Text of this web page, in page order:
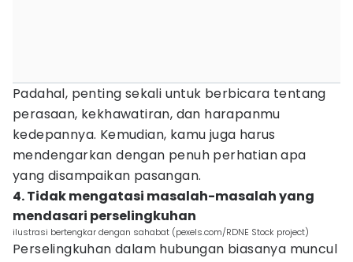
Padahal, penting sekali untuk berbicara tentang
perasaan, kekhawatiran, dan harapanmu
kedepannya. Kemudian, kamu juga harus
mendengarkan dengan penuh perhatian apa
yang disampaikan pasangan.
4. Tidak mengatasi masalah-masalah yang
mendasari perselingkuhan
ilustrasi bertengkar dengan sahabat (pexels.com/RDNE Stock project)
Perselingkuhan dalam hubungan biasanya muncul